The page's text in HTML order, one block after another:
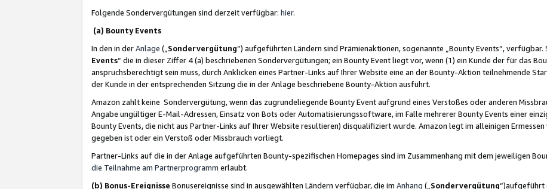
Folgende Sondervergütungen sind derzeit verfügbar: hier.
(a) Bounty Events
In den in derAnlage („ Sondervergütung“) aufgeführten Ländern sind Prämienaktionen, sogenannte „Bounty Events“, verfügbar.
Events“ die in dieser Ziffer 4 (a) beschriebenen Sondervergütungen; ein Bounty Event liegt vor, wenn (1) ein Kunde der für das
anspruchsberechtigt sein muss, durch Anklicken eines Partner-Links auf Ihrer Website eine an der Bounty-Aktion teilnehmende
der Kunde in der entsprechenden Sitzung die in der Anlage beschriebene Bounty-Aktion ausführt.
Amazon zahlt keine Sondervergütung, wenn das zugrundeliegende Bounty Event aufgrund eines Verstoßes oder anderen
Angabe ungültiger E-Mail-Adressen, Einsatz von Bots oder Automatisierungssoftware, im Falle mehrerer Bounty Events einer
Bounty Events, die nicht aus Partner-Links auf Ihrer Website resultieren) disqualifiziert wurde. Amazon legt im alleinigen
gegeben ist oder ein Verstoß oder Missbrauch vorliegt.
Partner-Links auf die in der Anlage aufgeführten Bounty-spezifischen Homepages sind im Zusammenhang mit dem jeweiligen
die Teilnahme am Partnerprogramm erlaubt.
(b) Bonus-Ereignisse Bonusereignisse sind in ausgewählten Ländern verfügbar, die im Anhang („ Sondervergütung“)aufgeführt